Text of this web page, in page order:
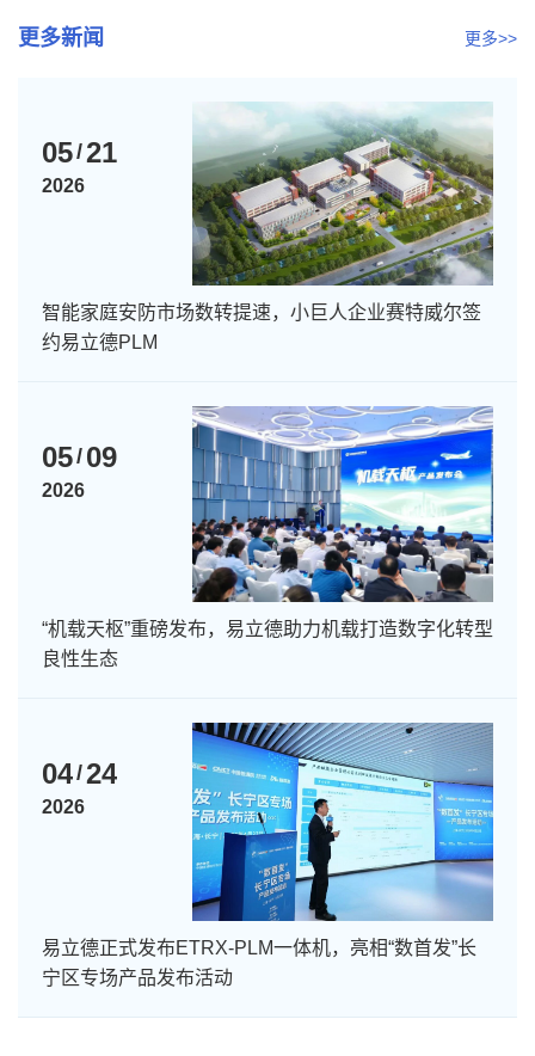
更多新闻 更多>>
05/21
2026
智能家庭安防市场数转提速，小巨人企业赛特威尔签
约易立德PLM
05/ 09
2026
“机载天枢”重磅发布，易立德助力机载打造数字化转型
良性生态
04/24
2026
易立德正式发布ETRX-PLM一体机，亮相“数首发”长
宁区专场产品发布活动